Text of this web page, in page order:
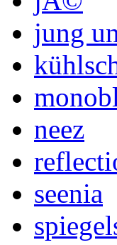
jung
neez
seenia